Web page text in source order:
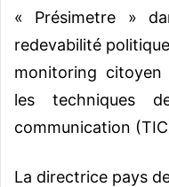
« Présimetre »
redevabilité
monitoring
les techniques
communication
La directrice pays